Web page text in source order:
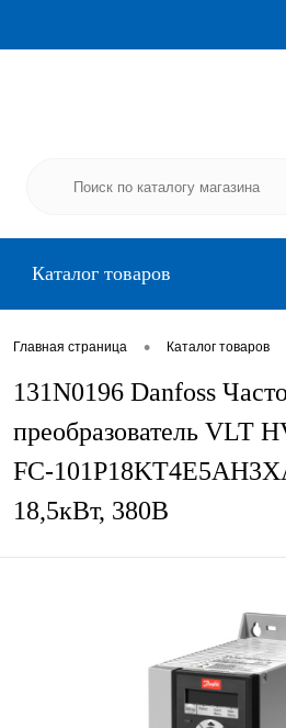
Каталог товаров
Главная страница • Каталог товаров
131N0196 Danfoss
преобразователь VLT
FC-
18,5кВт, 380В